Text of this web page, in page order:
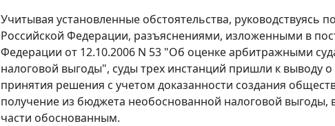
Учитывая установленные обстоятельства, руководствуясь
Российской Федерации, разъяснениями, изложенными в
Федерации от 12.10.2006 N 53 "Об оценке арбитражными
налоговой выгоды", суды трех инстанций пришли к выводу
принятия решения с учетом доказанности создания
получение из бюджета необоснованной налоговой
части обоснованным.